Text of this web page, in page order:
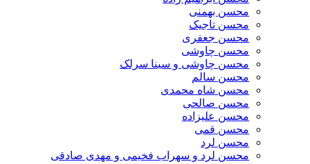
محسن بهمنی
محسن تاجیک
محسن جعفری
محسن چاوشی
محسن چاوشی و سینا سرلک
محسن سالم
محسن شاه محمدی
محسن صالحی
محسن علیزاده
محسن قمی
محسن لرد
محسن لرد و سهراب فخیمی و مهدی صادقی